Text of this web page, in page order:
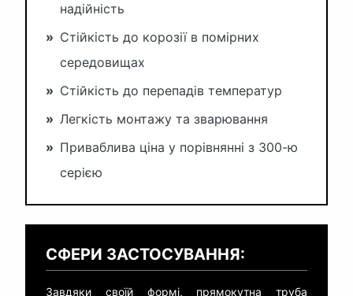
надійність
» Стійкість до корозії в помірних
середовищах
» Стійкість до перепадів температур
» Легкість монтажу та зварювання
» Приваблива ціна у порівнянні з 300-ю
серією
СФЕРИ ЗАСТОСУВАННЯ:
Завдяки своїй формі, прямокутна труба